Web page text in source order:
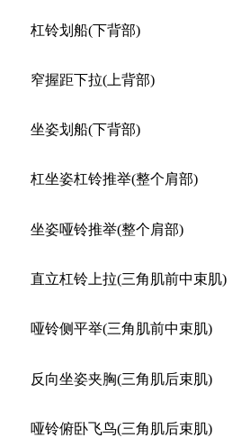
杠铃划船(下背部)
窄握距下拉(上背部)
坐姿划船(下背部)
杠坐姿杠铃推举(整个肩部)
坐姿哑铃推举(整个肩部)
直立杠铃上拉(三角肌前中束肌)
哑铃侧平举(三角肌前中束肌)
反向坐姿夹胸(三角肌后束肌)
哑铃俯卧飞鸟(三角肌后束肌)